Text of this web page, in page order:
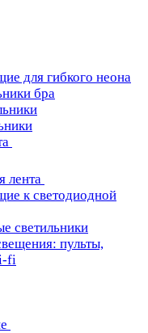
для гибкого неона
бра
лента
к светодиодной
светильники
пульты,
fi